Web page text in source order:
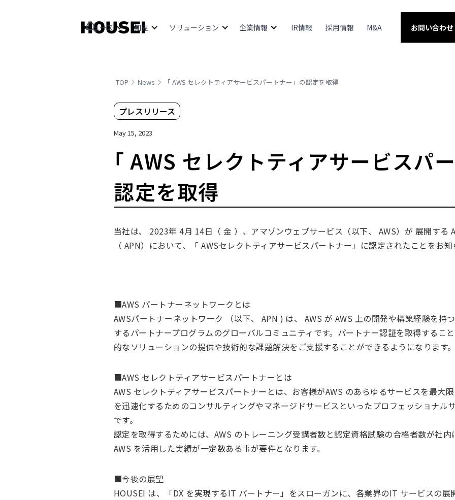
ニュース 知見 ソリューション 企業情報 IR情報 採用情報 M&A お問い合わせ
TOP News 「 AWS セレクトティアサービスパートナー」の認定を取得
プレスリリース
May 15, 2023
「 AWS セレクトティアサービスパ
認定を取得
当社は、 2023年 4月 14日（ 金 ）、アマゾンウェブサービス（以下、 AWS）が 展開する
（ APN）において、「 AWSセレクトティアサービスパートナー」に認定されたことをお知
■AWS パートナーネットワークとは
AWSパートナーネットワーク （以下、 APN ) は、 AWS が AWS 上の開発や構築経験を持
するパートナープログラムのグローバルコミュニティです。パートナー認証を取得するこ
的なソリューションの提供や技術的な課題解決をご支援することができるようになります。
■AWS セレクトティアサービスパートナーとは
AWS セレクトティアサービスパートナーとは、お客様がAWS のあらゆるサービスを最大
を迅速化するためのコンサルティングやマネージドサービスといったプロフェッショナル
です。
認定を取得するためには、AWS のトレーニング受講者数と認定資格試験の合格者数が社
AWS を活用した実績が一定数ある事が要件となります。
■今後の展望
HOUSEI は、「DX を実現するIT パートナー」をスローガンに、各業界のIT サービスの